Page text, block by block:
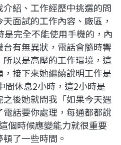
紹、工作經歷中挑選的問
面試的工作內容、廠區，
完全不能使用手機的，內
有無異狀，電話會隨時響
以是高壓的工作環境，這
接下來她繼續說明工作是
間休息2小時，這2小時是
後她就問我「如果今天遇
話要你處理，每通都都說
個時候應變能力就很重要
了一些時間。